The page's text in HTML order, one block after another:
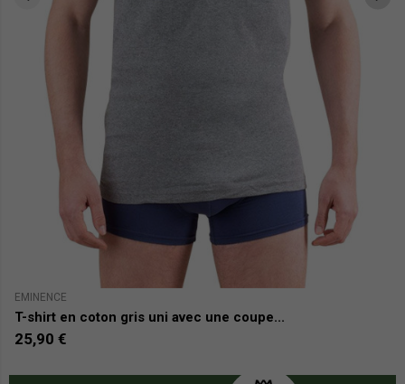
EMINENCE
T-shirt en coton gris uni avec une coupe...
25,90 €